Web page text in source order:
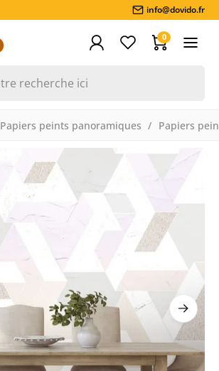
info@dovido.fr
0
Papiers peints panoramiques Papiers